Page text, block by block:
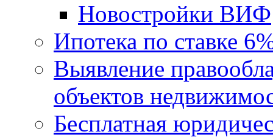
Новостройки ВИФ
Ипотека по ставке
Выявление
объектов
Бесплатная